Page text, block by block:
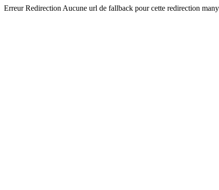
Erreur Redirection Aucune url de fallback pour cette redirection